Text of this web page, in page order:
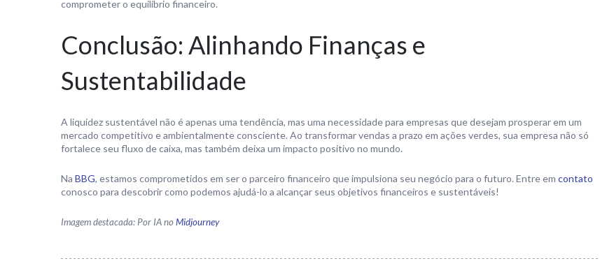
comprometer o equilíbrio financeiro.
Conclusão: Alinhando Finanças e
Sustentabilidade
A liquidez sustentável não é apenas uma tendência, mas uma necessidade para empresas que desejam prosperar em um
mercado competitivo e ambientalmente consciente. Ao transformar vendas a prazo em ações verdes, sua empresa não só
fortalece seu fluxo de caixa, mas também deixa um impacto positivo no mundo.
Na BBG, estamos comprometidos em ser o parceiro financeiro que impulsiona seu negócio para o futuro. Entre em contato
conosco para descobrir como podemos ajudá-lo a alcançar seus objetivos financeiros e sustentáveis!
Imagem destacada: Por IA noMidjourney